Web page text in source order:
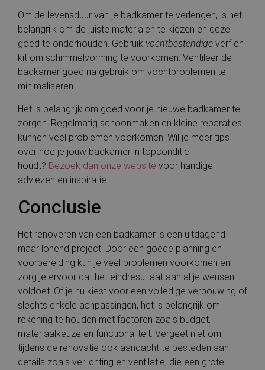
Om de levensduur van je badkamer te verlengen, is het
belangrijk om de juiste materialen te kiezen en deze
goed te onderhouden. Gebruik vochtbestendige verf en
kit om schimmelvorming te voorkomen. Ventileer de
badkamer goed na gebruik om vochtproblemen te
minimaliseren.
Het is belangrijk om goed voor je nieuwe badkamer te
zorgen. Regelmatig schoonmaken en kleine reparaties
kunnen veel problemen voorkomen. Wil je meer tips
over hoe je jouw badkamer in topconditie
houdt? Bezoek dan onze website voor handige
adviezen en inspiratie.
Conclusie
Het renoveren van een badkamer is een uitdagend
maar lonend project. Door een goede planning en
voorbereiding kun je veel problemen voorkomen en
zorg je ervoor dat het eindresultaat aan al je wensen
voldoet. Of je nu kiest voor een volledige verbouwing of
slechts enkele aanpassingen, het is belangrijk om
rekening te houden met factoren zoals budget,
materiaalkeuze en functionaliteit. Vergeet niet om
tijdens de renovatie ook aandacht te besteden aan
details zoals verlichting en ventilatie, die een grote